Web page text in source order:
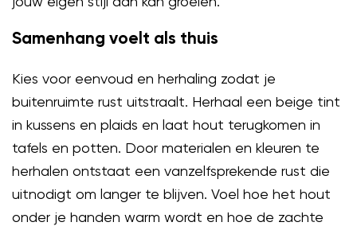
Samenhang voelt als thuis
Kies voor eenvoud en herhaling zodat je
buitenruimte rust uitstraalt. Herhaal een beige tint
in kussens en plaids en laat hout terugkomen in
tafels en potten. Door materialen en kleuren te
herhalen ontstaat een vanzelfsprekende rust die
uitnodigt om langer te blijven. Voel hoe het hout
onder je handen warm wordt en hoe de zachte